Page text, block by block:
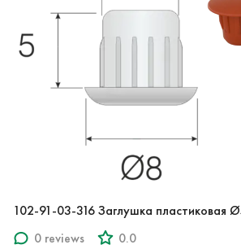
102-91-03-316 Заглушка пластиковая
0 reviews
0.0